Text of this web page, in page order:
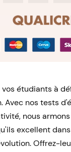
vos étudiants à
Avec nos tests
nous
excellent
Offrez-